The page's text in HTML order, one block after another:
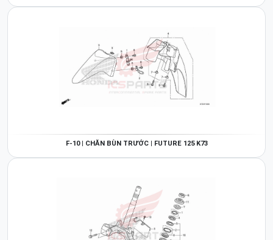
F-10 | CHẮN BÙN TRƯỚC | FUTURE 125 K73